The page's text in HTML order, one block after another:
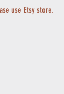
use Etsy store.